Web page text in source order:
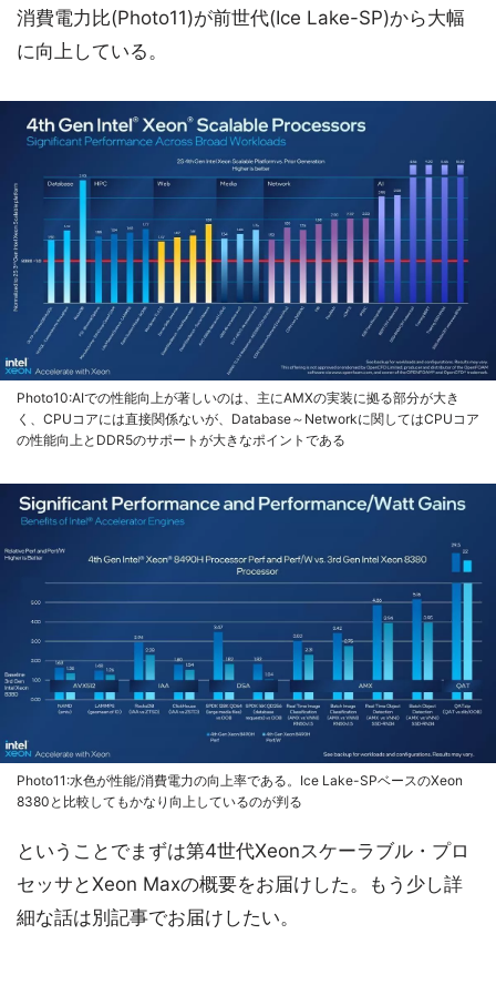
消費電力比(Photo11)が前世代(Ice Lake-SP)から大幅
に向上している。
Photo10:AIでの性能向上が著しいのは、主にAMXの実装に拠る部分が大き
く、CPUコアには直接関係ないが、Database～Networkに関してはCPUコア
の性能向上とDDR5のサポートが大きなポイントである
Photo11:水色が性能/消費電力の向上率である。Ice Lake-SPベースのXeon
8380と比較してもかなり向上しているのが判る
ということでまずは第4世代Xeonスケーラブル・プロ
セッサとXeon Maxの概要をお届けした。もう少し詳
細な話は別記事でお届けしたい。